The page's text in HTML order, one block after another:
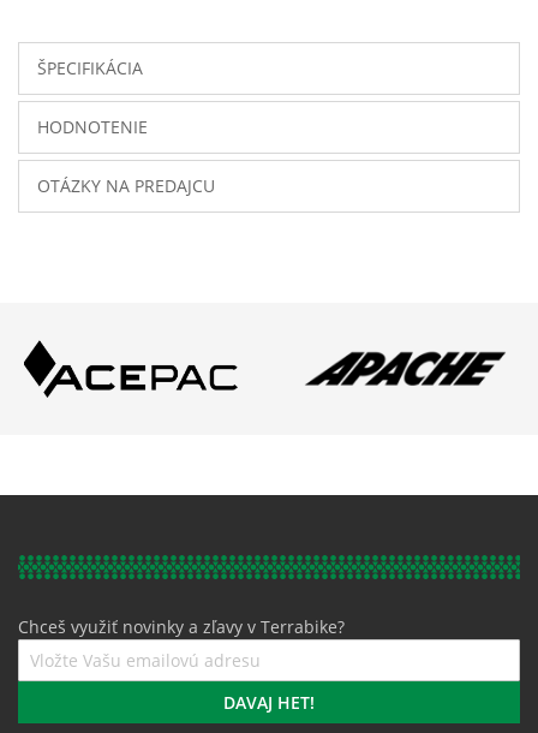
ŠPECIFIKÁCIA
HODNOTENIE
OTÁZKY NA PREDAJCU
Chceš využiť novinky a zľavy v Terrabike?
Prihláste
sa
odberu
DAVAJ HET!